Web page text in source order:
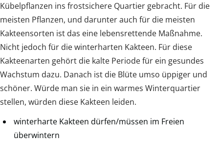
Kübelpflanzen ins frostsichere Quartier gebracht. Für die
meisten Pflanzen, und darunter auch für die meisten
Kakteensorten ist das eine lebensrettende Maßnahme.
Nicht jedoch für die winterharten Kakteen. Für diese
Kakteenarten gehört die kalte Periode für ein gesundes
Wachstum dazu. Danach ist die Blüte umso üppiger und
schöner. Würde man sie in ein warmes Winterquartier
stellen, würden diese Kakteen leiden.
winterharte Kakteen dürfen/müssen im Freien
überwintern